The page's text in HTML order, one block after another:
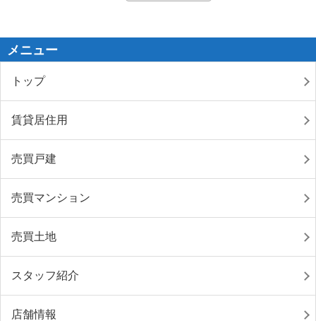
メニュー
トップ
賃貸居住用
売買戸建
売買マンション
売買土地
スタッフ紹介
店舗情報